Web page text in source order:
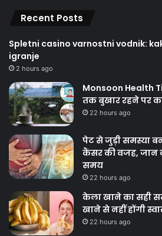
Recent Posts
Spletni casino varnostni vodnik:
igranje
2 hours ago
Monsoon Health
तक बुखार रहने पर
22 hours ago
पेट से जुड़ी समस्या
कैंसर की वजह, जान
समय
22 hours ago
केला खाने का सही
खाने से नहीं होंगी
22 hours ago